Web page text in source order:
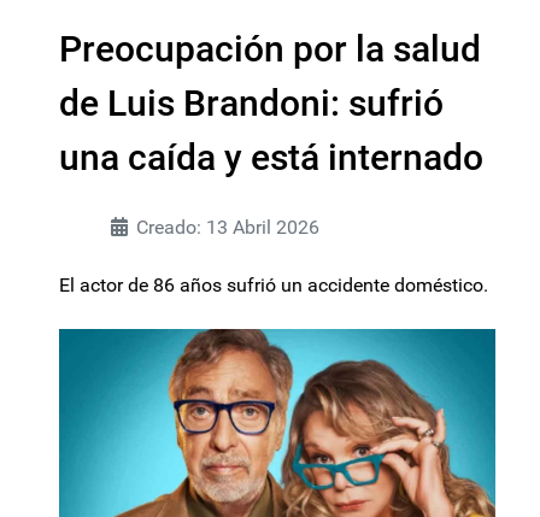
Preocupación por la salud
de Luis Brandoni: sufrió
una caída y está internado
Creado: 13 Abril 2026
El actor de 86 años sufrió un accidente doméstico.